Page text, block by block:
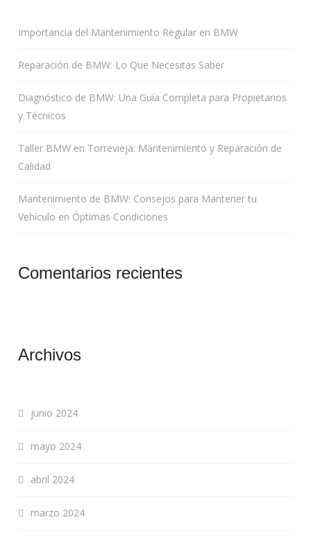
Importancia del Mantenimiento Regular en BMW
Reparación de BMW: Lo Que Necesitas Saber
Diagnóstico de BMW: Una Guía Completa para Propietarios
y Técnicos
Taller BMW en Torrevieja: Mantenimiento y Reparación de
Calidad
Mantenimiento de BMW: Consejos para Mantener tu
Vehículo en Óptimas Condiciones
Comentarios recientes
Archivos
junio 2024
mayo 2024
abril 2024
marzo 2024